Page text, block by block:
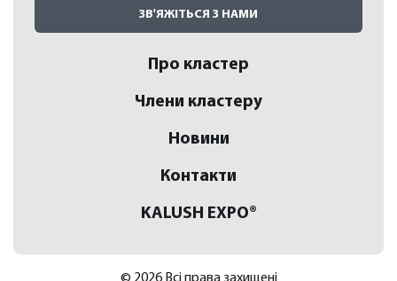
ЗВ'ЯЖІТЬСЯ З НАМИ
Про кластер
Члени кластеру
Новини
Контакти
KALUSH EXPO®